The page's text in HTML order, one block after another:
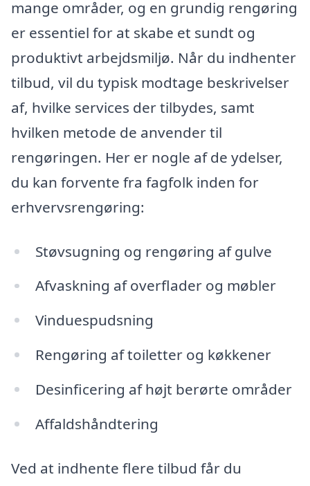
mange områder, og en grundig rengøring
er essentiel for at skabe et sundt og
produktivt arbejdsmiljø. Når du indhenter
tilbud, vil du typisk modtage beskrivelser
af, hvilke services der tilbydes, samt
hvilken metode de anvender til
rengøringen. Her er nogle af de ydelser,
du kan forvente fra fagfolk inden for
erhvervsrengøring:
Støvsugning og rengøring af gulve
Afvaskning af overflader og møbler
Vinduespudsning
Rengøring af toiletter og køkkener
Desinficering af højt berørte områder
Affaldshåndtering
Ved at indhente flere tilbud får du